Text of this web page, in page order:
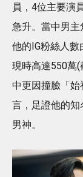
員，4位主要演
急升。當中男主
他的IG粉絲人
現時高達550萬
中更因撞臉「
言，足證他的
男神。